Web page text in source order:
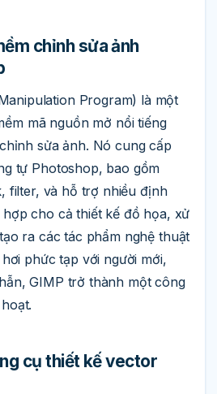
chỉnh sửa ảnh
Program) là một
mã nguồn mở nổi tiếng
sửa ảnh. Nó cung cấp
tự Photoshop, bao gồm
filter, và hỗ trợ nhiều định
cho cả thiết kế đồ họa, xử
ra các tác phẩm nghệ thuật
phức tạp với người mới,
GIMP trở thành một công
cụ thiết kế vector